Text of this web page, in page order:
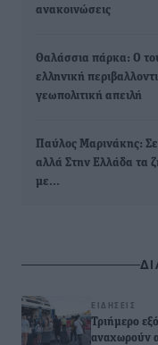
ανακοινώσεις
Θαλάσσια πάρκα: O
ελληνική
γεωπολιτική απειλή
Παύλος Μαρινάκης:
αλλά Στην Ελλάδα τα
με…
ΕΙΔΉΣΕΙΣ
Τριήμερο
αναχωρούν